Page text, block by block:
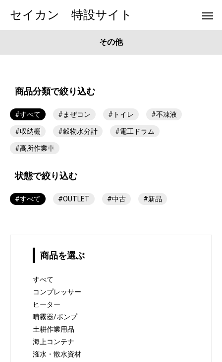
セイカン 特設サイト
その他
商品分類で絞り込む
#すべて #まぜコン #トイレ #不凍液
#収納棚 #穀物水分計 #電工ドラム
#高所作業車
状態で絞り込む
#すべて #OUTLET #中古 #新品
商品を選ぶ
すべて
コンプレッサー
ヒーター
噴霧器/ポンプ
土耕作業用品
海上コンテナ
潅水・散水資材